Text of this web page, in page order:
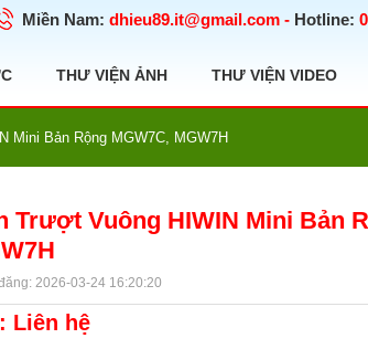
Miền Nam: dhieu89.it@gmail.com - Hotline:
THƯ VIỆN ẢNH THƯ VIỆN VIDEO
Mini Bản Rộng MGW7C, MGW7H
Trượt Vuông HIWIN Mini Bản
2026-03-24 16:20:20
Liên hệ